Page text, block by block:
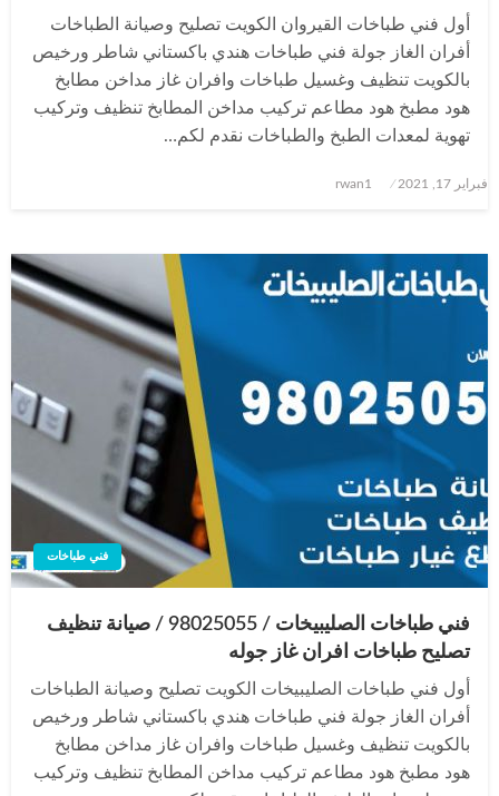
أول فني طباخات القيروان الكويت تصليح وصيانة الطباخات
أفران الغاز جولة فني طباخات هندي باكستاني شاطر ورخيص
بالكويت تنظيف وغسيل طباخات وافران غاز مداخن مطابخ
هود مطبخ هود مطاعم تركيب مداخن المطابخ تنظيف وتركيب
تهوية لمعدات الطبخ والطباخات نقدم لكم…
نُشر
فبراير 17, 2021 rwan1
فني طباخات
فني طباخات الصليبيخات / 98025055 / صيانة تنظيف
تصليح طباخات افران غاز جوله
أول فني طباخات الصليبيخات الكويت تصليح وصيانة الطباخات
أفران الغاز جولة فني طباخات هندي باكستاني شاطر ورخيص
بالكويت تنظيف وغسيل طباخات وافران غاز مداخن مطابخ
هود مطبخ هود مطاعم تركيب مداخن المطابخ تنظيف وتركيب